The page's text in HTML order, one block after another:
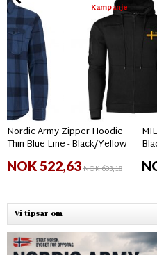
Kampanje
Nordic Army Zipper Hoodie
Thin Blue Line - Black/Yellow
NOK 522,63NOK 603,18
Vi tipsar om